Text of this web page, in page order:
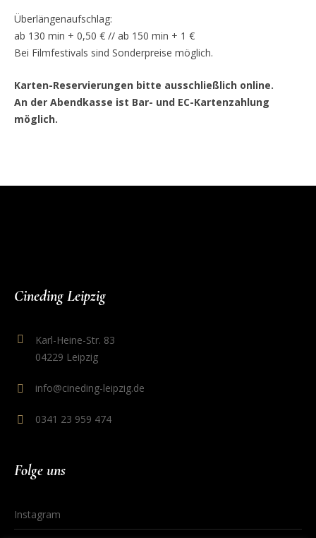
Überlängenaufschlag:
ab 130 min + 0,50 € // ab 150 min + 1 €
Bei Filmfestivals sind Sonderpreise möglich.
Karten-Reservierungen bitte ausschließlich online.
An der Abendkasse ist Bar- und EC-Kartenzahlung
möglich.
Cineding Leipzig
Karl-Heine-Str. 83
04229 Leipzig
info@cineding-leipzig.de
0341 23 959 474
Folge uns
Instagram